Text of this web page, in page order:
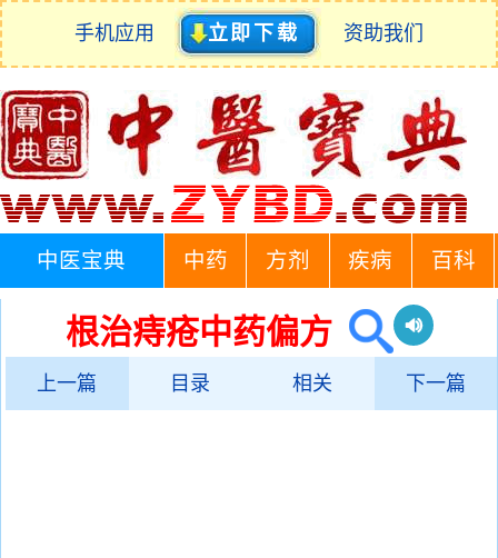
手机应用 立即下载 资助我们
中医宝典 中药 方剂 疾病 百科
根治痔疮中药偏方
上一篇 目录 相关 下一篇